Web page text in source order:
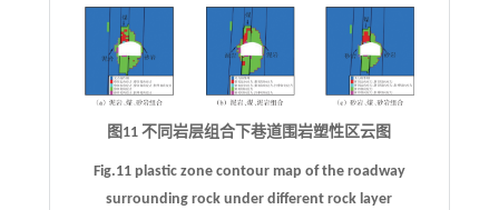
图11 不同岩层组合下巷道围岩塑性区云图
Fig.11 plastic zone contour map of the roadway
surrounding rock under different rock layer